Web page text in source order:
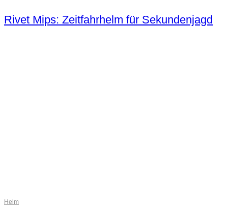
Rivet Mips: Zeitfahrhelm für Sekundenjagd
Helm